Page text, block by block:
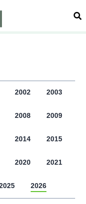
搜
2002 2003
2008 2009
2014 2015
2020 2021
2026